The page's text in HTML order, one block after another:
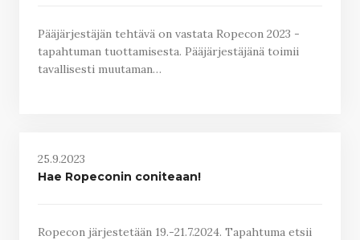
Pääjärjestäjän tehtävä on vastata Ropecon 2023 -
tapahtuman tuottamisesta. Pääjärjestäjänä toimii
tavallisesti muutaman…
25.9.2023
Hae Ropeconin coniteaan!
Ropecon järjestetään 19.-21.7.2024. Tapahtuma etsii